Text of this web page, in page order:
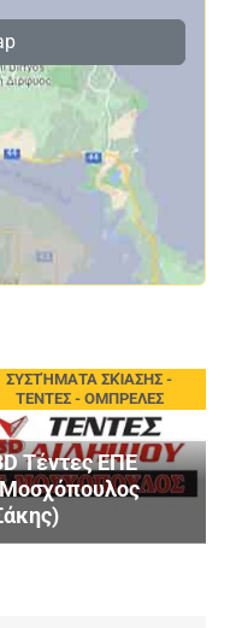
ΣΥΣΤΉΜΑΤΑ ΣΚΊΑΣΗΣ -
ΤΕΝΤΕΣ - ΟΜΠΡΕΛΕΣ
Τέντες ΕΠΕ